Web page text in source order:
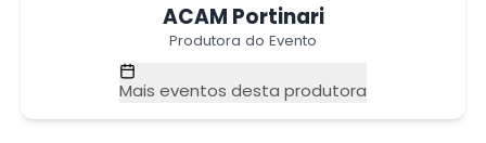
ACAM Portinari
Produtora do Evento
Mais eventos desta produtora